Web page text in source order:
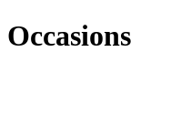
Occasions